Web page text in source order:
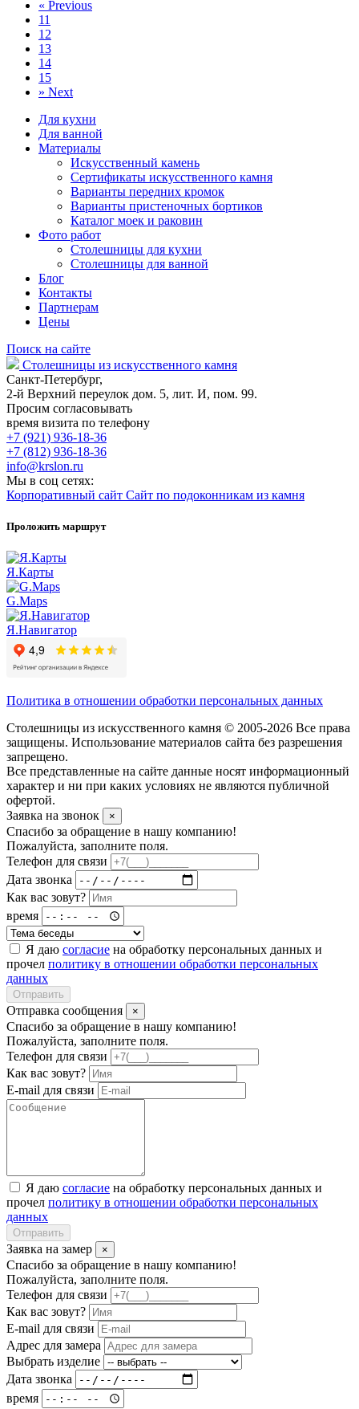
« Previous
11
12
13
14
15
» Next
Для кухни
Для ванной
Материалы
Искусственный камень
Сертификаты искусственного камня
Варианты передних кромок
Варианты пристеночных бортиков
Каталог моек и раковин
Фото работ
Столешницы для кухни
Столешницы для ванной
Блог
Контакты
Партнерам
Цены
Поиск на сайте
Столешницы из искусственного камня
Санкт-Петербург,
2-й Верхний переулок дом. 5, лит. И, пом. 99.
Просим согласовывать
время визита по телефону
+7 (921) 936-18-36
+7 (812) 936-18-36
info@krslon.ru
Мы в соц сетях:
Корпоративный сайт Сайт по подоконникам из камня
Проложить маршрут
Я.Карты
G.Maps
Я.Навигатор
Политика в отношении обработки персональных данных
Столешницы из искусственного камня © 2005-2026 Все права
защищены. Использование материалов сайта без разрешения
запрещено.
Все представленные на сайте данные носят информационный
характер и ни при каких условиях не являются публичной
офертой.
Заявка на звонок
×
Спасибо за обращение в нашу компанию!
Пожалуйста, заполните поля.
Телефон для связи
Дата звонка
Как вас зовут?
время
Я даю согласие на обработку персональных данных и
прочел политику в отношении обработки персональных
данных
Отправить
Отправка сообщения ×
Спасибо за обращение в нашу компанию!
Пожалуйста, заполните поля.
Телефон для связи
Как вас зовут?
E-mail для связи
Я даю согласие на обработку персональных данных и
прочел политику в отношении обработки персональных
данных
Отправить
Заявка на замер ×
Спасибо за обращение в нашу компанию!
Пожалуйста, заполните поля.
Телефон для связи
Как вас зовут?
E-mail для связи
Адрес для замера
Выбрать изделие
Дата звонка
время